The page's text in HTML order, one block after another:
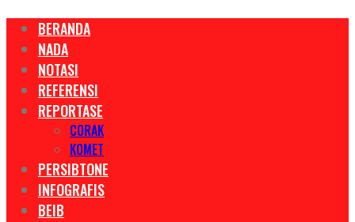
BERANDA
NADA
NOTASI
REFERENSI
REPORTASE
CORAK
KOMET
PERSIBTONE
INFOGRAFIS
BEIB